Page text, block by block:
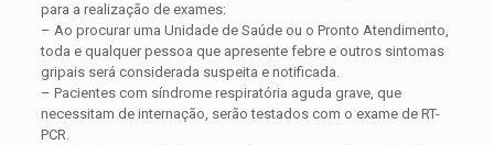
para a realização de exames:
– Ao procurar uma Unidade de Saúde ou o Pronto Atendimento,
toda e qualquer pessoa que apresente febre e outros sintomas
gripais será considerada suspeita e notificada.
– Pacientes com síndrome respiratória aguda grave, que
necessitam de internação, serão testados com o exame de RT-
PCR.